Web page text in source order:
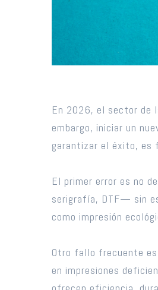
En 2026, el sector de
embargo, iniciar un
garantizar el éxito, es
El primer error es no
serigrafía, DTF— sin
como impresión
Otro fallo frecuente es
en impresiones